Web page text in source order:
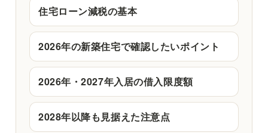
住宅ローン減税の基本
2026年の新築住宅で確認したいポイント
2026年・2027年入居の借入限度額
2028年以降も見据えた注意点